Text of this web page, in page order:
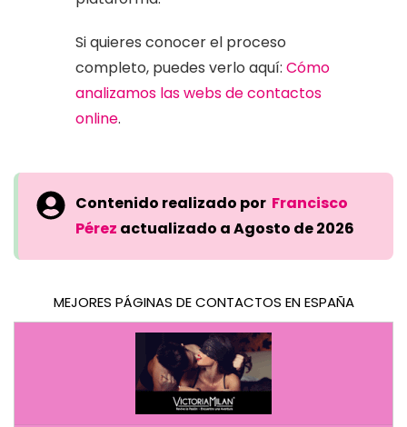
Si quieres conocer el proceso
completo, puedes verlo aquí: Cómo
analizamos las webs de contactos
online.
Contenido realizado por Francisco
Pérez actualizado a Agosto de 2026
MEJORES PÁGINAS DE CONTACTOS EN ESPAÑA